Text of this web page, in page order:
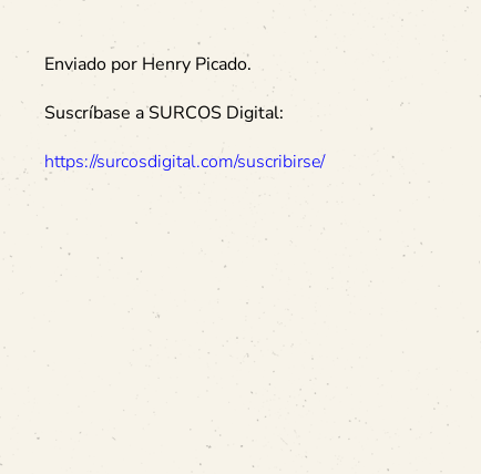
Enviado por Henry Picado.
Suscríbase a SURCOS Digital:
https://surcosdigital.com/suscribirse/